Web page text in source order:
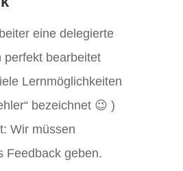
eine delegierte
perfekt bearbeitet
Lernmöglichkeiten
bezeichnet 😉 )
Wir müssen
Feedback geben.